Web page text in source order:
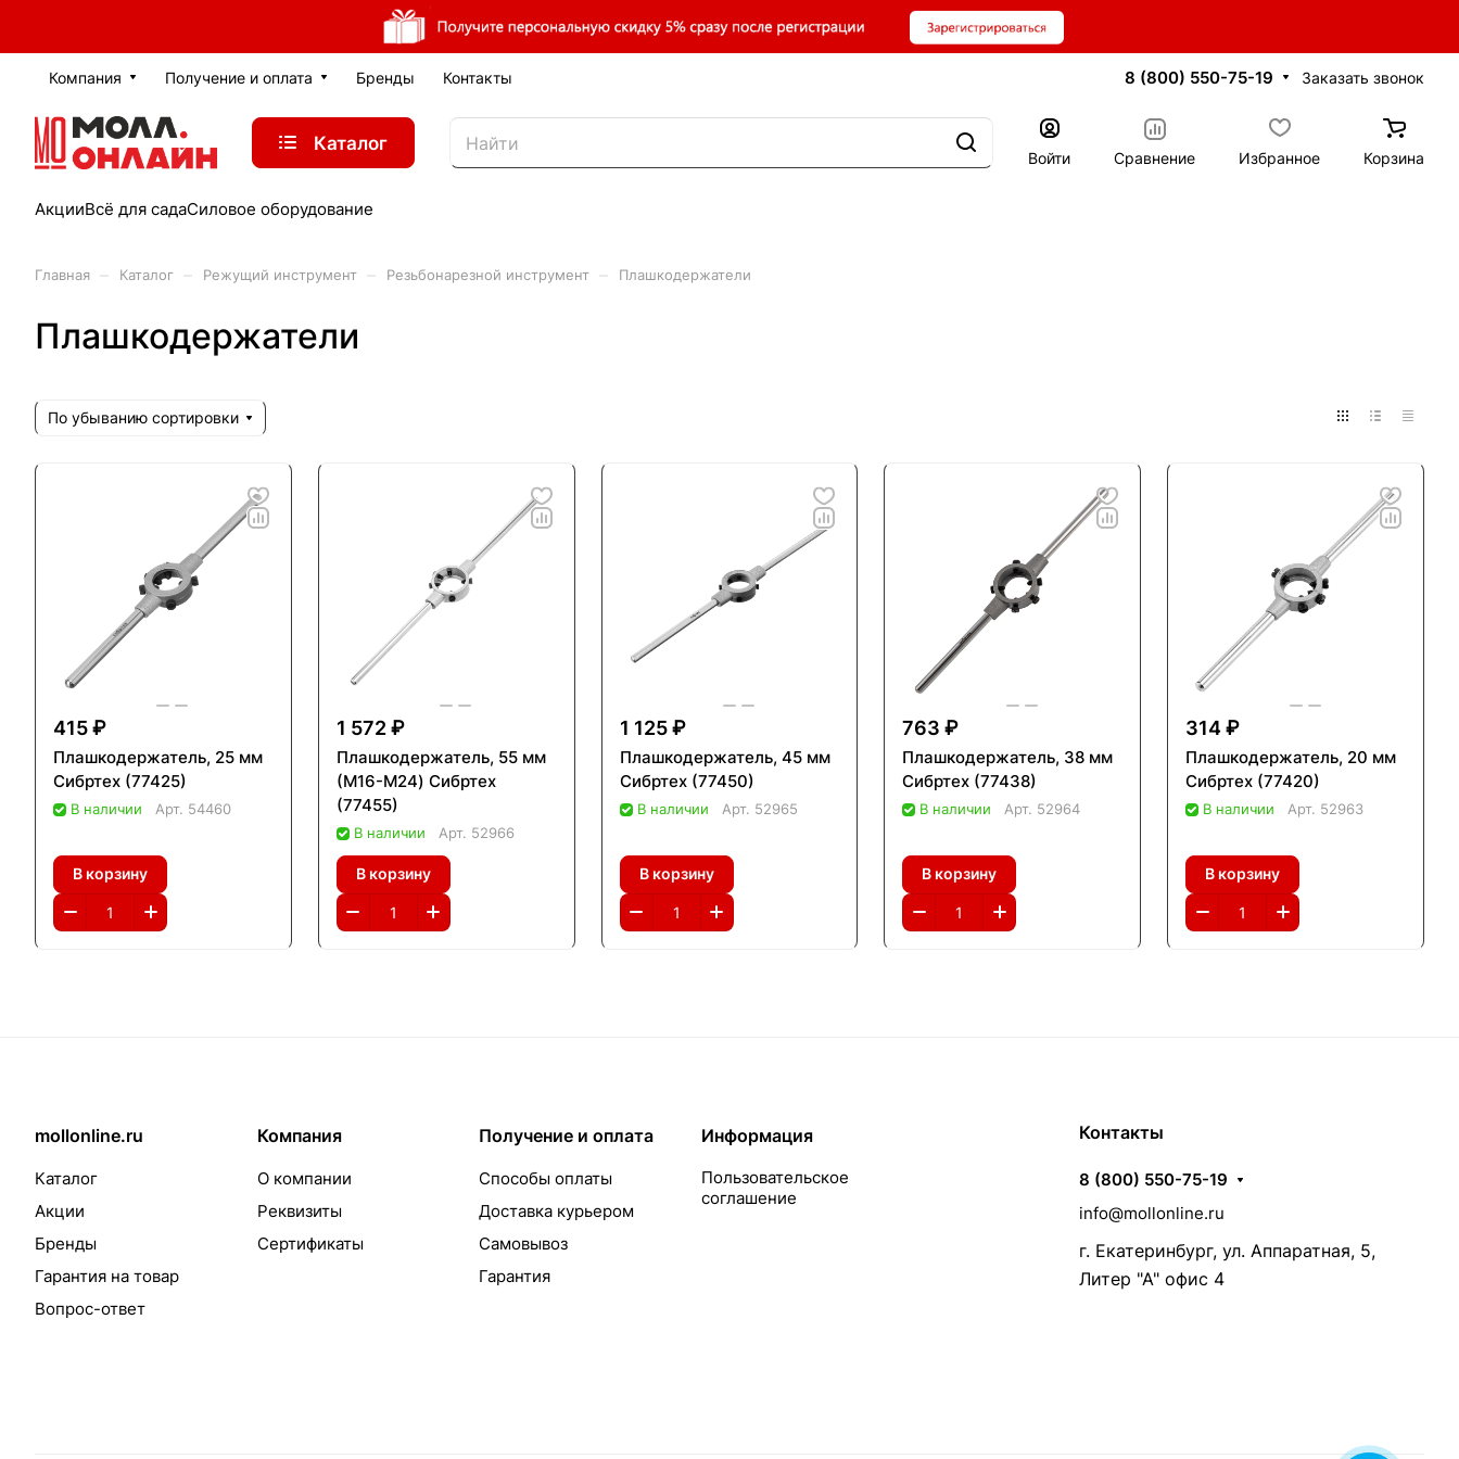
Компания Получение и оплата Бренды Контакты 8 (800) 550-75-19 Заказать звонок
Каталог
Войти Сравнение Избранное Корзина
АкцииВсё для садаСиловое оборудование
Главная Каталог Режущий инструмент Резьбонарезной инструмент Плашкодержатели
Плашкодержатели
По убыванию сортировки
415 ₽
Плашкодержатель, 25 мм
Сибртех (77425)
В наличии Арт. 54460
В корзину
1 572 ₽
Плашкодержатель, 55 мм
(М16-M24) Сибртех
(77455)
В наличии Арт. 52966
В корзину
1 125 ₽
Плашкодержатель, 45 мм
Сибртех (77450)
В наличии Арт. 52965
В корзину
763 ₽
Плашкодержатель, 38 мм
Сибртех (77438)
В наличии Арт. 52964
В корзину
314 ₽
Плашкодержатель, 20 мм
Сибртех (77420)
В наличии Арт. 52963
В корзину
mollonline.ru
Каталог
Акции
Бренды
Гарантия на товар
Вопрос-ответ
Компания
О компании
Реквизиты
Сертификаты
Получение и оплата
Способы оплаты
Доставка курьером
Самовывоз
Гарантия
Информация
Пользовательское
соглашение
Контакты
8 (800) 550-75-19
info@mollonline.ru
г. Екатеринбург, ул. Аппаратная, 5,
Литер "А" офис 4